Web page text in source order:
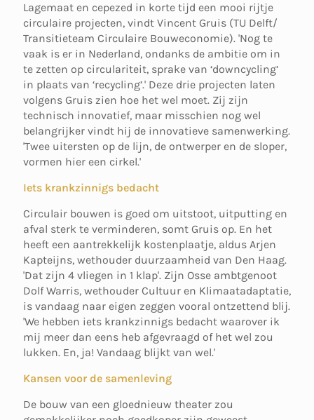
Lagemaat en cepezed in korte tijd een mooi rijtje
circulaire projecten, vindt Vincent Gruis (TU Delft/
Transitieteam Circulaire Bouweconomie). 'Nog te
vaak is er in Nederland, ondanks de ambitie om in
te zetten op circulariteit, sprake van ‘downcycling’
in plaats van ‘recycling’.' Deze drie projecten laten
volgens Gruis zien hoe het wel moet. Zij zijn
technisch innovatief, maar misschien nog wel
belangrijker vindt hij de innovatieve samenwerking.
'Twee uitersten op de lijn, de ontwerper en de sloper,
vormen hier een cirkel.'
Iets krankzinnigs bedacht
Circulair bouwen is goed om uitstoot, uitputting en
afval sterk te verminderen, somt Gruis op. En het
heeft een aantrekkelijk kostenplaatje, aldus Arjen
Kapteijns, wethouder duurzaamheid van Den Haag.
'Dat zijn 4 vliegen in 1 klap'. Zijn Osse ambtgenoot
Dolf Warris, wethouder Cultuur en Klimaatadaptatie,
is vandaag naar eigen zeggen vooral ontzettend blij.
'We hebben iets krankzinnigs bedacht waarover ik
mij meer dan eens heb afgevraagd of het wel zou
lukken. En, ja! Vandaag blijkt van wel.'
Kansen voor de samenleving
De bouw van een gloednieuw theater zou